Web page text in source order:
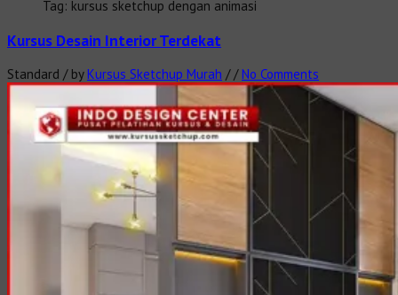
Tag: kursus sketchup dengan animasi
Kursus Desain Interior Terdekat
Standard / byKursus Sketchup Murah //No Comments